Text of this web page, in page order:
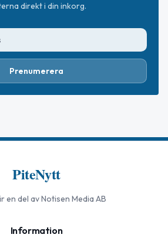
direkt i din inkorg.
Prenumerera
PiteNytt
en del av Notisen Media AB
Information